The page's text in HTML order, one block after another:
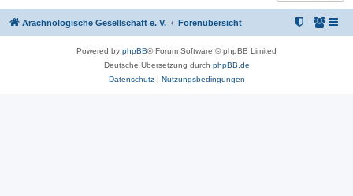
Arachnologische Gesellschaft e. V. Forenübersicht
Powered by phpBB® Forum Software © phpBB Limited
Deutsche Übersetzung durch phpBB.de
Datenschutz| Nutzungsbedingungen